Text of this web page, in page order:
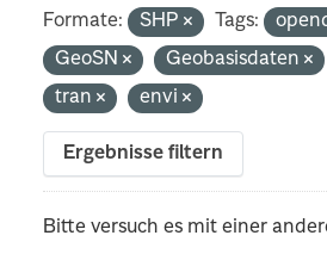
Formate: SHP Tags:
GeoSN
Geobasisdaten
tran
envi
Ergebnisse filtern
Bitte versuch es mit einer